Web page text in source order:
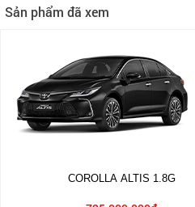
Sản phẩm đã xem
COROLLA ALTIS 1.8G